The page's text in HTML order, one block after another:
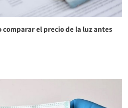
comparar el precio de la luz antes